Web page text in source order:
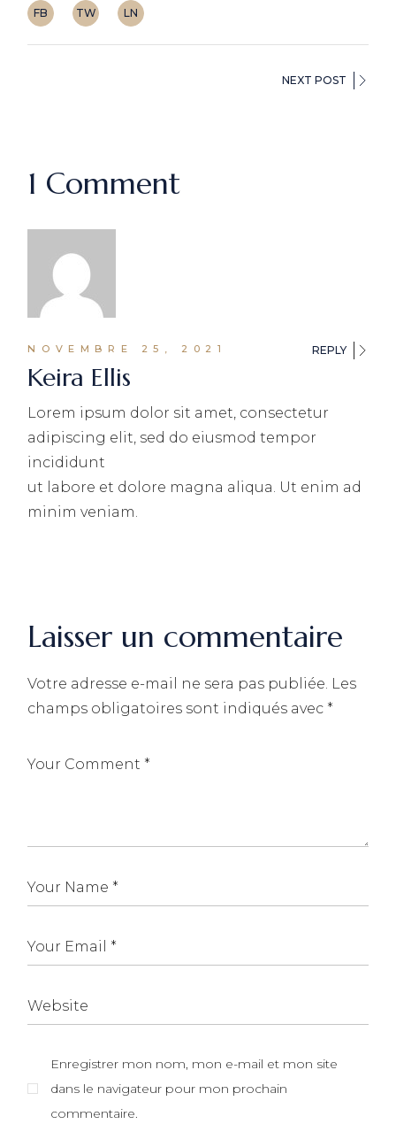
FB TW LN
NEXT POST
1 Comment
NOVEMBRE 25, 2021 REPLY
Keira Ellis
Lorem ipsum dolor sit amet, consectetur
adipiscing elit, sed do eiusmod tempor
incididunt
ut labore et dolore magna aliqua. Ut enim ad
minim veniam.
Laisser un commentaire
Votre adresse e-mail ne sera pas publiée. Les
champs obligatoires sont indiqués avec *
Enregistrer mon nom, mon e-mail et mon site
dans le navigateur pour mon prochain
commentaire.